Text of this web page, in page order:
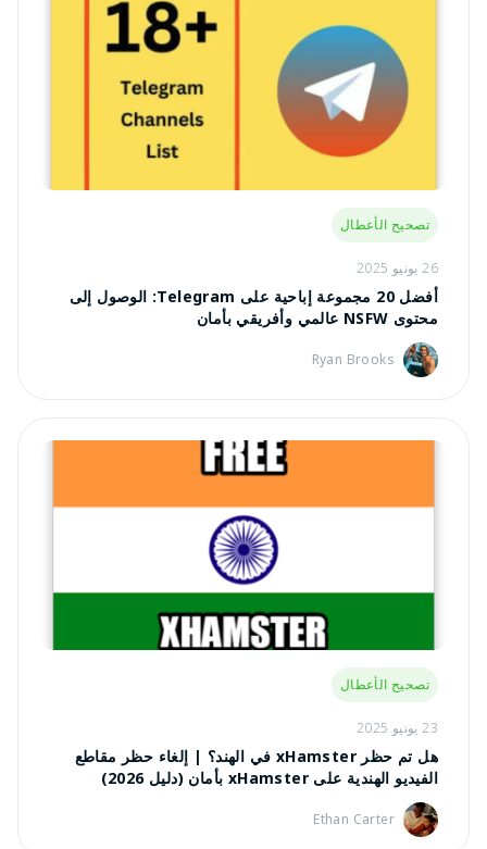
تصحيح الأعطال
26 يونيو 2025
أفضل 20 مجموعة إباحية على Telegram: الوصول إلى
محتوى NSFW عالمي وأفريقي بأمان
Ryan Brooks
تصحيح الأعطال
23 يونيو 2025
هل تم حظر xHamster في الهند؟ | إلغاء حظر مقاطع
الفيديو الهندية على xHamster بأمان (دليل 2026)
Ethan Carter